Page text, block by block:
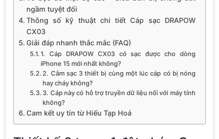
ngầm tuyệt đối
Thông số kỹ thuật chi tiết Cáp sạc DRAPOW
CX03
Giải đáp nhanh thắc mắc (FAQ)
1. Cáp DRAPOW CX03 có sạc được cho dòng
iPhone 15 mới nhất không?
2. Cắm sạc 3 thiết bị cùng một lúc cáp có bị nóng
hay cháy không?
3. Cáp này có hỗ trợ truyền dữ liệu nối với máy tính
không?
Cam kết uy tín từ Hiếu Tạp Hoá